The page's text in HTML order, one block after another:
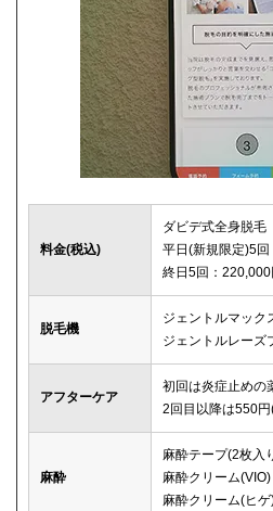
料金(税込)
ダビデ式全身脱毛
平日(新規限定)5
終日5回：220,000
脱毛機
ジェントルマック
ジェントルレーズ
アフターケア
初回は炎症止めの
2回目以降は550
麻酔
麻酔テープ(2枚入
麻酔クリーム
麻酔クリーム(ヒ